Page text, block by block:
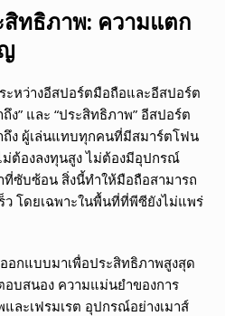
สิทธิภาพ: ความแตก
ะหว่างอีสปอร์ตมือถือและอีสปอร์ต
ง” และ “ประสิทธิภาพ” อีสปอร์ต
ถึง ผู้เล่นแทบทุกคนที่มีสมาร์ตโฟน
ม่ต้องลงทุนสูง ไม่ต้องมีอุปกรณ์
ที่ซับซ้อน สิ่งนี้ทำให้มือถือสามารถ
ว โดยเฉพาะในพื้นที่ที่พีซียังไม่แพร่
กแบบมาเพื่อประสิทธิภาพสูงสุด
อบสนอง ความแม่นยำของการ
ะเฟรมเรต อุปกรณ์อย่างเมาส์